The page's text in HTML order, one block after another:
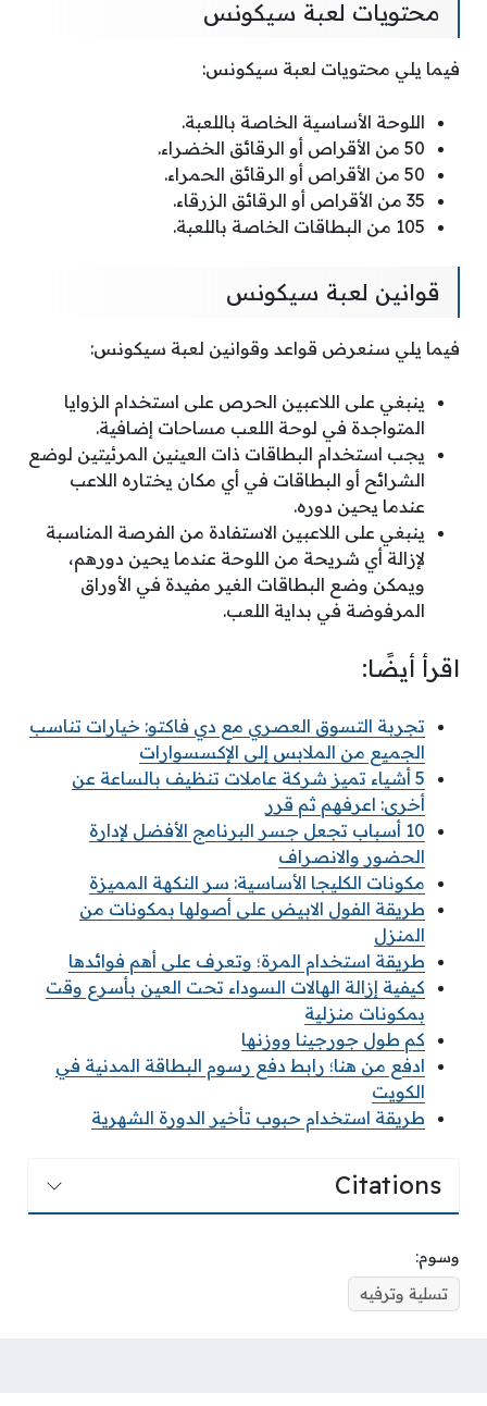
محتويات لعبة سيكونس
فيما يلي محتويات لعبة سيكونس:
اللوحة الأساسية الخاصة باللعبة.
50 من الأقراص أو الرقائق الخضراء.
50 من الأقراص أو الرقائق الحمراء.
35 من الأقراص أو الرقائق الزرقاء.
105 من البطاقات الخاصة باللعبة.
قوانين لعبة سيكونس
فيما يلي سنعرض قواعد وقوانين لعبة سيكونس:
ينبغي على اللاعبين الحرص على استخدام الزوايا
المتواجدة في لوحة اللعب مساحات إضافية.
يجب استخدام البطاقات ذات العينين المرئيتين لوضع
الشرائح أو البطاقات في أي مكان يختاره اللاعب
عندما يحين دوره.
ينبغي على اللاعبين الاستفادة من الفرصة المناسبة
لإزالة أي شريحة من اللوحة عندما يحين دورهم،
ويمكن وضع البطاقات الغير مفيدة في الأوراق
المرفوضة في بداية اللعب.
اقرأ أيضًا:
تجربة التسوق العصري مع دي فاكتو: خيارات تناسب
الجميع من الملابس إلى الإكسسوارات
5 أشياء تميز شركة عاملات تنظيف بالساعة عن
أخرى: اعرفهم ثم قرر
10 أسباب تجعل جسر البرنامج الأفضل لإدارة
الحضور والانصراف
مكونات الكليجا الأساسية: سر النكهة المميزة
طريقة الفول الابيض على أصولها بمكونات من
المنزل
طريقة استخدام المرة؛ وتعرف على أهم فوائدها
كيفية إزالة الهالات السوداء تحت العين بأسرع وقت
بمكونات منزلية
كم طول جورجينا ووزنها
ادفع من هنا؛ رابط دفع رسوم البطاقة المدنية في
الكويت
طريقة استخدام حبوب تأخير الدورة الشهرية
Citations
وسوم:
تسلية وترفيه